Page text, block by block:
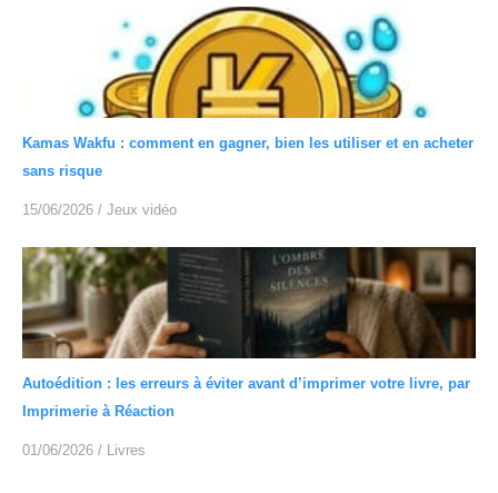
Kamas Wakfu : comment en gagner, bien les utiliser et en acheter
sans risque
15/06/2026 / Jeux vidéo
Autoédition : les erreurs à éviter avant d’imprimer votre livre, par
Imprimerie à Réaction
01/06/2026 / Livres